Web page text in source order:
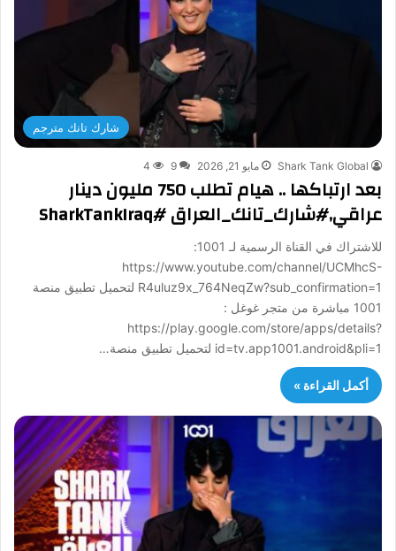
شارك تانك مترجم
Shark Tank Global مايو 21, 2026 9
4
بعد ارتباكها .. هيام تطلب 750 مليون دينار
عراقي,#شارك_تانك_العراق #SharkTankIraq
للاشتراك في القناة الرسمية لـ 1001:
https://www.youtube.com/channel/UCMhcS-
R4uluz9x_764NeqZw?sub_confirmation=1 لتحميل تطبيق منصة
1001 مباشرة من متجر غوغل :
https://play.google.com/store/apps/details?
id=tv.app1001.android&pli=1 لتحميل تطبيق منصة…
أكمل القراءة »